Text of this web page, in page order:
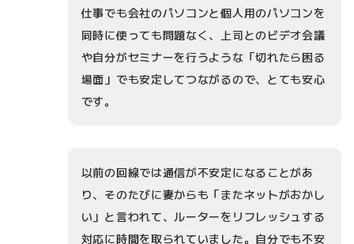
仕事でも会社のパソコンと個人用のパソコンを
同時に使っても問題なく、上司とのビデオ会議
や自分がセミナーを行うような「切れたら困る
場面」でも安定してつながるので、とても安心
です。
以前の回線では通信が不安定になることがあ
り、そのたびに妻からも「またネットがおかし
い」と言われて、ルーターをリフレッシュする
対応に時間を取られていました。自分でも不安